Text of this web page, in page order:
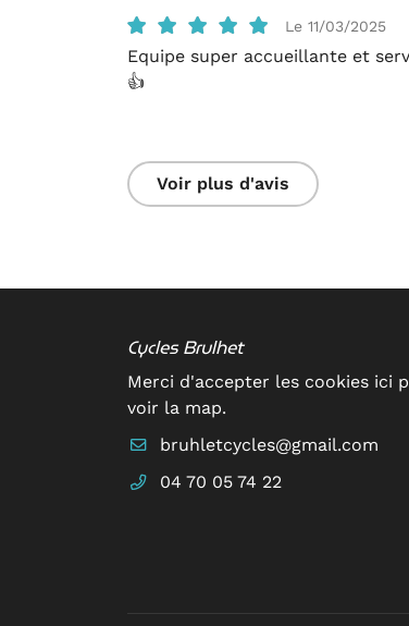
Le 11/03/2025
Equipe super accueillante et
👍
Voir plus d'avis
Cycles Brulhet
Merci d'accepter les cookies ici
voir la map.
04 70 05 74 22